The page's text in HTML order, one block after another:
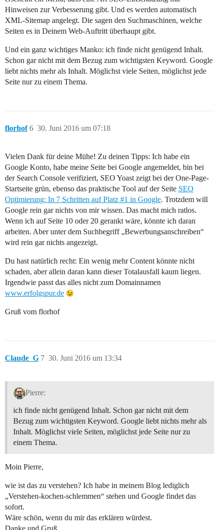
Hinweisen zur Verbesserung gibt. Und es werden automatisch
XML-Sitemap angelegt. Die sagen den Suchmaschinen, welche
Seiten es in Deinem Web-Auftritt überhaupt gibt.
Und ein ganz wichtiges Manko: ich finde nicht genügend Inhalt.
Schon gar nicht mit dem Bezug zum wichtigsten Keyword. Google
liebt nichts mehr als Inhalt. Möglichst viele Seiten, möglichst jede
Seite nur zu einem Thema.
florhof 30. Juni 2016 um 07:18
6
Vielen Dank für deine Mühe! Zu deinen Tipps: Ich habe ein
Google Konto, habe meine Seite bei Google angemeldet, bin bei
der Search Console verifiziert, SEO Yoast zeigt bei der One-Page-
Startseite grün, ebenso das praktische Tool auf der Seite SEO
Optimierung: In 7 Schritten auf Platz #1 in Google. Trotzdem will
Google rein gar nichts von mir wissen. Das macht mich ratlos.
Wenn ich auf Seite 10 oder 20 gerankt wäre, könnte ich daran
arbeiten. Aber unter dem Suchbegriff „Bewerbungsanschreiben“
wird rein gar nichts angezeigt.
Du hast natürlich recht: Ein wenig mehr Content könnte nicht
schaden, aber allein daran kann dieser Totalausfall kaum liegen.
Irgendwie passt das alles nicht zum Domainnamen
www.erfolgspur.de
Gruß vom florhof
Claude_G 30. Juni 2016 um 13:34
7
Pierre:
ich finde nicht genügend Inhalt. Schon gar nicht mit dem
Bezug zum wichtigsten Keyword. Google liebt nichts mehr als
Inhalt. Möglichst viele Seiten, möglichst jede Seite nur zu
einem Thema.
Moin Pierre,
wie ist das zu verstehen? Ich habe in meinem Blog lediglich
„Verstehen-kochen-schlemmen“ stehen und Google findet das
sofort.
Wäre schön, wenn du mir das erklären würdest.
Danke und Gruß